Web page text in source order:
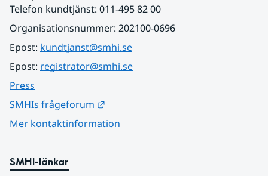
Telefon kundtjänst: 011-495 82 00
Organisationsnummer: 202100-0696
Epost: kundtjanst@smhi.se
Epost: registrator@smhi.se
Press
SMHIs frågeforum
Mer kontaktinformation
SMHI-länkar